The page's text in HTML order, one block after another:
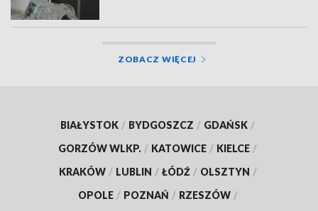
ZOBACZ WIĘCEJ
BIAŁYSTOK / BYDGOSZCZ / GDAŃSK /
GORZÓW WLKP. / KATOWICE / KIELCE /
KRAKÓW / LUBLIN / ŁÓDŹ / OLSZTYN /
OPOLE / POZNAŃ / RZESZÓW /